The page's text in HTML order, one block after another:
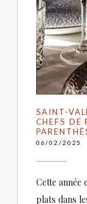
SAINT-
CHEFS DE
06/02/2025
Cette année
plats dans